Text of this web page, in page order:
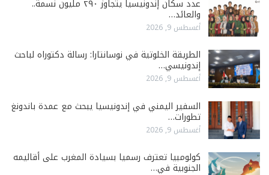
عدد سكان إندونيسيا يتجاوز ٢٩٠ مليون نسمة..
والعائد…
أغسطس 9, 2026
الطريقة الخلوتية في نوسانتارا: رسالة دكتوراه لباحث
إندونيسي…
أغسطس 9, 2026
السفير اليمني في إندونيسيا يبحث مع عمدة باندونغ
تطورات…
أغسطس 9, 2026
كولومبيا تعترف رسميا بسيادة المغرب على أقاليمه
الجنوبية في…